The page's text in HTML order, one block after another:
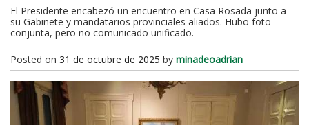
El Presidente encabezó un encuentro en Casa Rosada junto a
su Gabinete y mandatarios provinciales aliados. Hubo foto
conjunta, pero no comunicado unificado.
Posted on 31 de octubre de 2025 by minadeoadrian